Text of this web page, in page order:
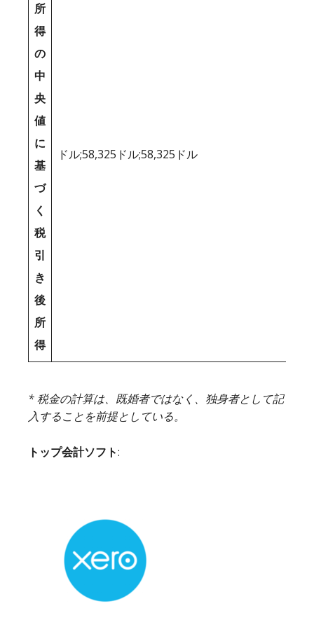
所
得
の
中
央
値
に
基
づ
く
税
引
き
後
所
得
ドル;58,325ドル;58,325ドル
* 税金の計算は、既婚者ではなく、独身者として記
入することを前提としている。
トップ会計ソフト: